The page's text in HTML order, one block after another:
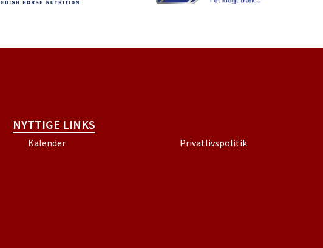
NYTTIGE LINKS
Kalender Privatlivspolitik